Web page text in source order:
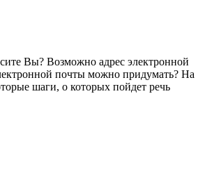
Вы? Возможно адрес электронной
почты можно придумать? На
шаги, о которых пойдет речь